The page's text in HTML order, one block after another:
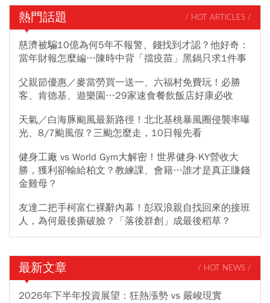
熱門話題 / HOT ARTICLES /
慈濟被騙10億為何5年不報警、錢找到才認？他好奇：
當年財報怎麼編…陳時中背「擋疫苗」黑鍋只求1件事
父親節優惠／麥當勞買一送一、六福村免費玩！必勝
客、肯德基、遊樂園…29家速食餐飲飯店好康必收
天氣／白海豚颱風最新路徑！北北基桃暴風圈侵襲率曝
光、8/7颱風假？三颱怎麼走，10日報先看
健身工廠 vs World Gym大解密！世界健身-KY營收大
勝，獲利卻輸給柏文？教練課、會籍…誰才是真正賺錢
金雞母？
友達二把手柯富仁裸辭內幕！彭双浪親自找回來的接班
人，為何最後撕破臉？「落後群創」成最後稻草？
最新文章 / HOT NEWS /
2026年下半年投資展望：狂熱漲勢 vs 嚴峻現實